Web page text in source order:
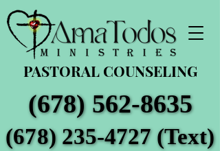
PASTORAL COUNSELING
(678) 562-8635
(678) 562-8635
(678) 235-4727 (Text)
(678) 235-4727 (Text)